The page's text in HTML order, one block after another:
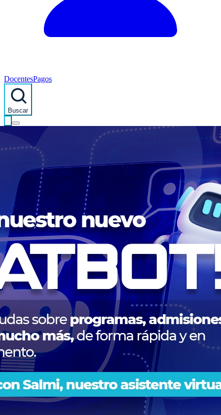
DocentesPagos
Buscar